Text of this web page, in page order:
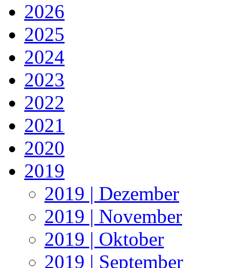
2026
2025
2024
2023
2022
2021
2020
2019
2019 | Dezember
2019 | November
2019 | Oktober
2019 | September